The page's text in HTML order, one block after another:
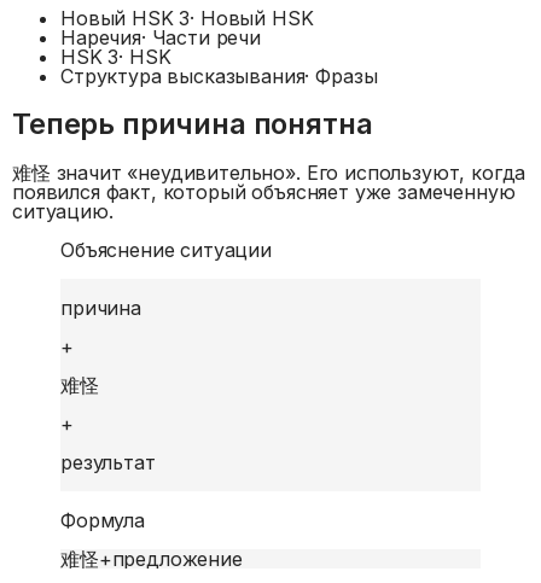
Новый HSK 3· Новый HSK
Наречия· Части речи
HSK 3· HSK
Структура высказывания·Фразы
Теперь причина понятна
难怪 значит «неудивительно». Его используют, когда
появился факт, который объясняет уже замеченную
ситуацию.
Объяснение ситуации
причина
+
难怪
+
результат
Формула
难怪+предложение